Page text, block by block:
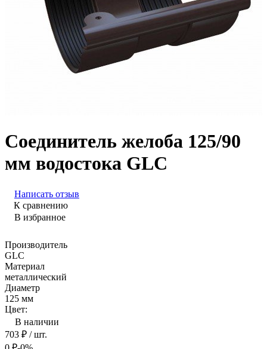
Соединитель желоба 125/90
мм водостока GLC
Написать отзыв
К сравнению
В избранное
Производитель
GLC
Материал
металлический
Диаметр
125 мм
Цвет:
В наличии
703 ₽ / шт.